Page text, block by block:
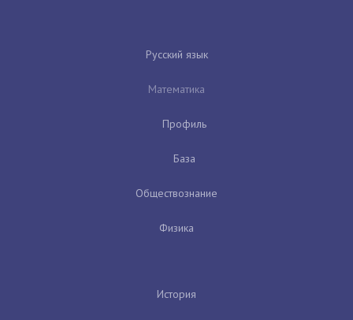
Русский язык
Математика
Профиль
База
Обществознание
Физика
История